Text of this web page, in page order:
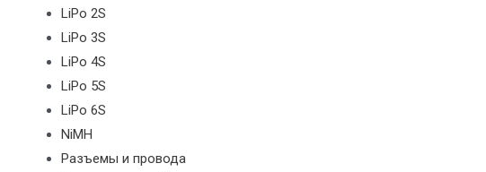
LiPo 2S
LiPo 3S
LiPo 4S
LiPo 5S
LiPo 6S
NiMH
Разъемы и провода